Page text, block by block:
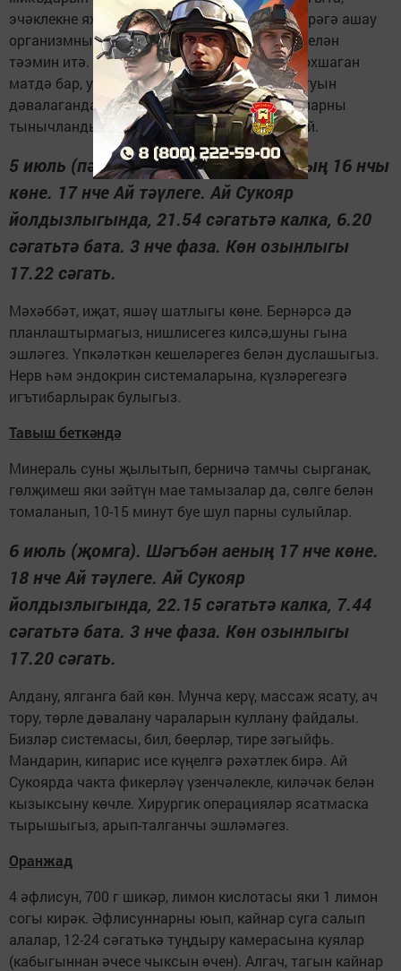
эчәклекне яхшы чистарта. Көненә 5 данә күрәгә ашау
организмны җитәрлек кальций һәм тимер белән
тәэмин итә. Хөрмә составында аспиринга охшаган
матдә бар, ул салкын тиюне һәм баш авыртуын
дәвалаганда кулланыла. Кара җимеш нервларны
тынычландыра, төрле стресслардан саклый.
5 июль (пәнҗешәмбе). Шәгъбән аеның 16 нчы
көне. 17 нче Ай тәүлеге. Ай Сукояр
йолдызлыгында, 21.54 сәгатьтә калка, 6.20
сәгатьтә бата. 3 нче фаза. Көн озынлыгы
17.22 сәгать.
Мәхәббәт, иҗат, яшәү шатлыгы көне. Бернәрсә дә
планлаштырмагыз, нишлисегез килсә,шуны гына
эшләгез. Үпкәләткән кешеләрегез белән дуслашыгыз.
Нерв һәм эндокрин системаларына, күзләрегезгә
игътибарлырак булыгыз.
Тавыш беткәндә
Минераль суны җылытып, берничә тамчы сырганак,
гөлҗимеш яки зәйтүн мае тамызалар да, сөлге белән
томаланып, 10-15 минут буе шул парны сулыйлар.
6 июль (җомга). Шәгъбән аеның 17 нче көне.
18 нче Ай тәүлеге. Ай Сукояр
йолдызлыгында, 22.15 сәгатьтә калка, 7.44
сәгатьтә бата. 3 нче фаза. Көн озынлыгы
17.20 сәгать.
Алдану, ялганга бай көн. Мунча керү, массаж ясату, ач
тору, төрле дәвалану чараларын куллану файдалы.
Бизләр системасы, бил, бөерләр, тире зәгыйфь.
Мандарин, кипарис исе күңелгә рәхәтлек бирә. Ай
Сукоярда чакта фикерләү үзенчәлекле, киләчәк белән
кызыксыну көчле. Хирургик операцияләр ясатмаска
тырышыгыз, арып-талганчы эшләмәгез.
Оранжад
4 әфлисун, 700 г шикәр, лимон кислотасы яки 1 лимон
согы кирәк. Әфлисуннарны юып, кайнар суга салып
алалар, 12-24 сәгатькә туңдыру камерасына куялар
(кабыгыннан әчесе чыксын өчен). Алгач, тагын кайнар